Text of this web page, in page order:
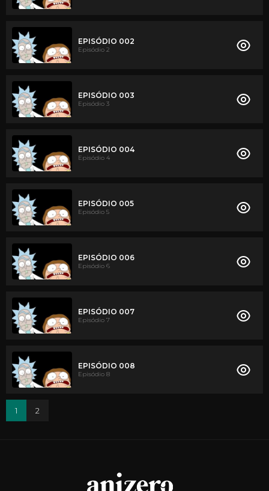
EPISÓDIO 002
Episódio 2
EPISÓDIO 003
Episódio 3
EPISÓDIO 004
Episódio 4
EPISÓDIO 005
Episódio 5
EPISÓDIO 006
Episódio 6
EPISÓDIO 007
Episódio 7
EPISÓDIO 008
Episódio 8
1 2